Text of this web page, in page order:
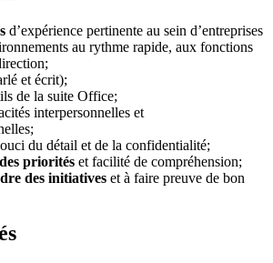
d’expérience pertinente au sein d’entreprises
au rythme rapide, aux fonctions
et écrit);
de la suite Office;
interpersonnelles et
du détail et de la confidentialité;
priorités et facilité de compréhension;
des initiatives et à faire preuve de bon